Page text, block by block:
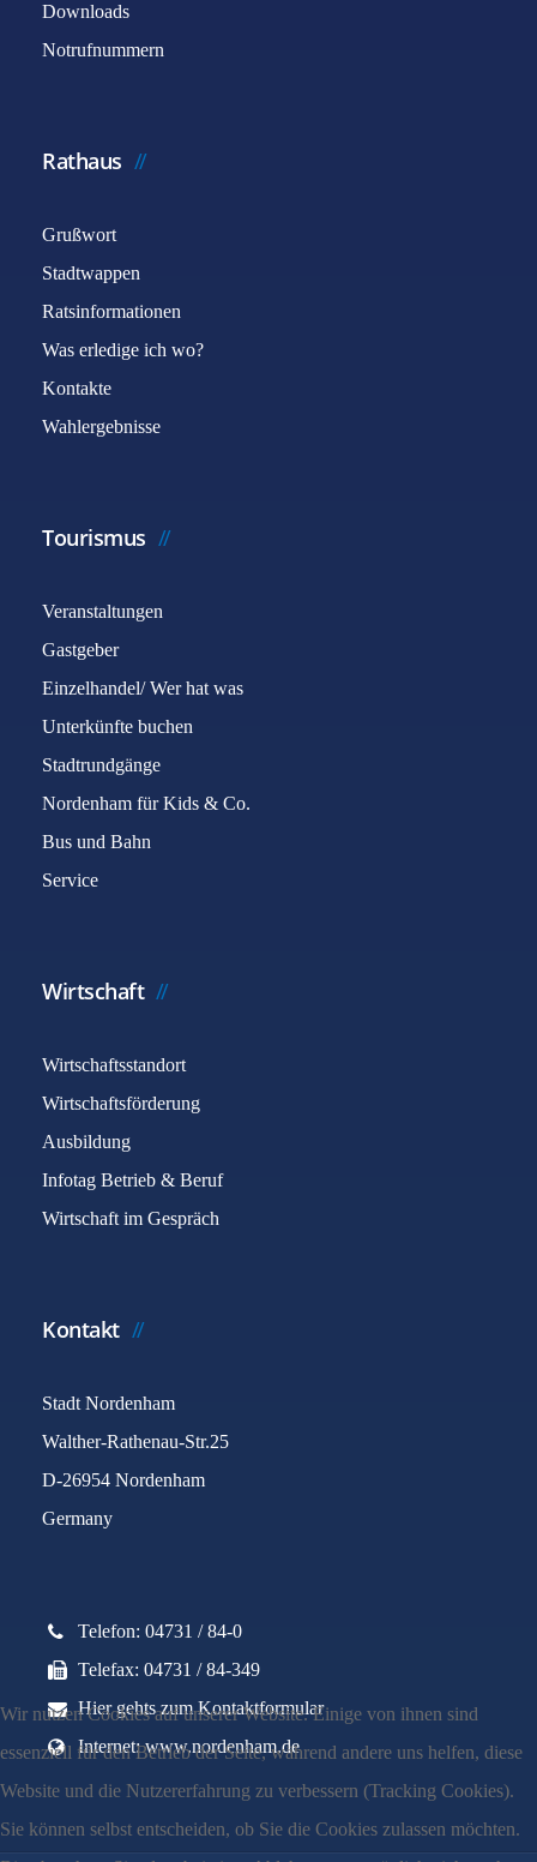
Downloads
Notrufnummern
Rathaus
Grußwort
Stadtwappen
Ratsinformationen
Was erledige ich wo?
Kontakte
Wahlergebnisse
Tourismus
Veranstaltungen
Gastgeber
Einzelhandel/ Wer hat was
Unterkünfte buchen
Stadtrundgänge
Nordenham für Kids & Co.
Bus und Bahn
Service
Wirtschaft
Wirtschaftsstandort
Wirtschaftsförderung
Ausbildung
Infotag Betrieb & Beruf
Wirtschaft im Gespräch
Kontakt
Stadt Nordenham
Walther-Rathenau-Str.25
D-26954 Nordenham
Germany
Telefon: 04731 / 84-0
Telefax: 04731 / 84-349
Hier gehts zum Kontaktformular
Internet: www.nordenham.de
Wir nutzen Cookies auf unserer Website. Einige von ihnen sind
essenziell für den Betrieb der Seite, während andere uns helfen, diese
Website und die Nutzererfahrung zu verbessern (Tracking Cookies).
Sie können selbst entscheiden, ob Sie die Cookies zulassen möchten.